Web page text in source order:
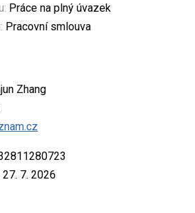
Práce na plný úvazek
Pracovní smlouva
Zhang
27. 7. 2026